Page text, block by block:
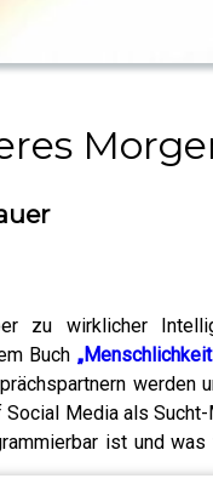
zu wirklicher
Buch
Media als
ist und